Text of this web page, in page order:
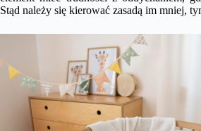
Stąd należy się kierować zasadą im mniej,